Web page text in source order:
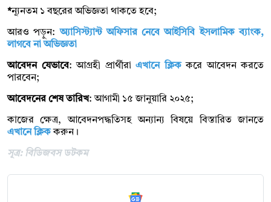
*ন্যূনতম ১ বছরের অভিজ্ঞতা থাকতে হবে;
আরও পড়ুন:অ্যাসিস্ট্যান্ট অফিসার নেবে আইসিবি ইসলামিক ব্যাংক,
লাগবে না অভিজ্ঞতা
আবেদন যেভাবে: আগ্রহী প্রার্থীরা এখানে ক্লিককরে আবেদন করতে
পারবেন;
আবেদনের শেষ তারিখ: আগামী ১৫ জানুয়ারি ২০২৫;
কাজের ক্ষেত্র, আবেদনপদ্ধতিসহ অন্যান্য বিষয়ে বিস্তারিত জানতে
এখানে ক্লিককরুন।
সূত্র: বিডিজবস ডটকম